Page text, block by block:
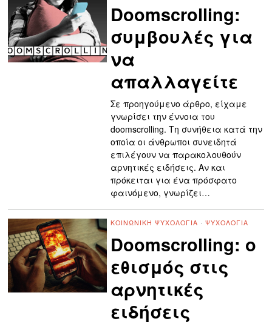
Doomscrolling:
συμβουλές για
να
απαλλαγείτε
Σε προηγούμενο άρθρο, είχαμε
γνωρίσει την έννοια του
doomscrolling. Τη συνήθεια κατά την
οποία οι άνθρωποι συνειδητά
επιλέγουν να παρακολουθούν
αρνητικές ειδήσεις. Αν και
πρόκειται για ένα πρόσφατο
φαινόμενο, γνωρίζει…
ΚΟΙΝΩΝΙΚΉ ΨΥΧΟΛΟΓΊΑ · ΨΥΧΟΛΟΓΊΑ
Doomscrolling: ο
εθισμός στις
αρνητικές
ειδήσεις